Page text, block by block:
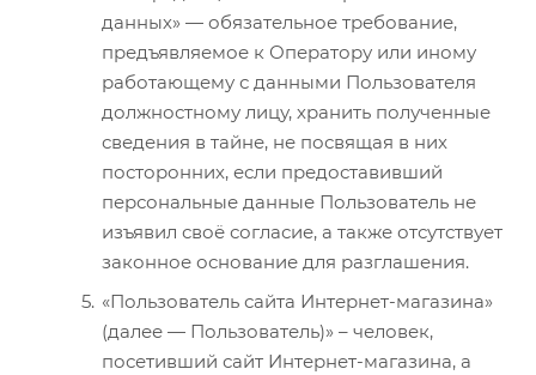
данных» — обязательное требование,
предъявляемое к Оператору или иному
работающему с данными Пользователя
должностному лицу, хранить полученные
сведения в тайне, не посвящая в них
посторонних, если предоставивший
персональные данные Пользователь не
изъявил своё согласие, а также отсутствует
законное основание для разглашения.
«Пользователь сайта Интернет-магазина»
(далее — Пользователь)» – человек,
посетивший сайт Интернет-магазина, а